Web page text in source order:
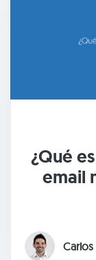
¿Qué
email